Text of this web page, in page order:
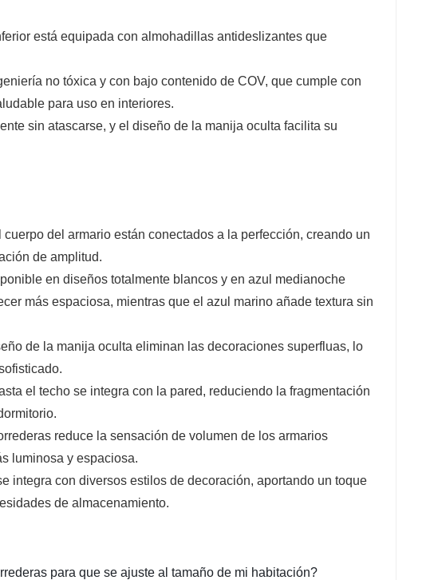
está equipada con almohadillas antideslizantes que
no tóxica y con bajo contenido de COV, que cumple con
para uso en interiores.
sin atascarse, y el diseño de la manija oculta facilita su
del armario están conectados a la perfección, creando un
de amplitud.
en diseños totalmente blancos y en azul medianoche
más espaciosa, mientras que el azul marino añade textura sin
de la manija oculta eliminan las decoraciones superfluas, lo
el techo se integra con la pared, reduciendo la fragmentación
reduce la sensación de volumen de los armarios
luminosa y espaciosa.
integra con diversos estilos de decoración, aportando un toque
de almacenamiento.
para que se ajuste al tamaño de mi habitación?